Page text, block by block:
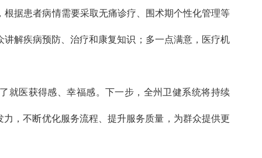
据患者病情需要采取无痛诊疗、围术期个性化管理等
解疾病预防、治疗和康复知识；多一点满意，医疗机
就医获得感、幸福感。下一步，全州卫健系统将持续
，不断优化服务流程、提升服务质量，为群众提供更